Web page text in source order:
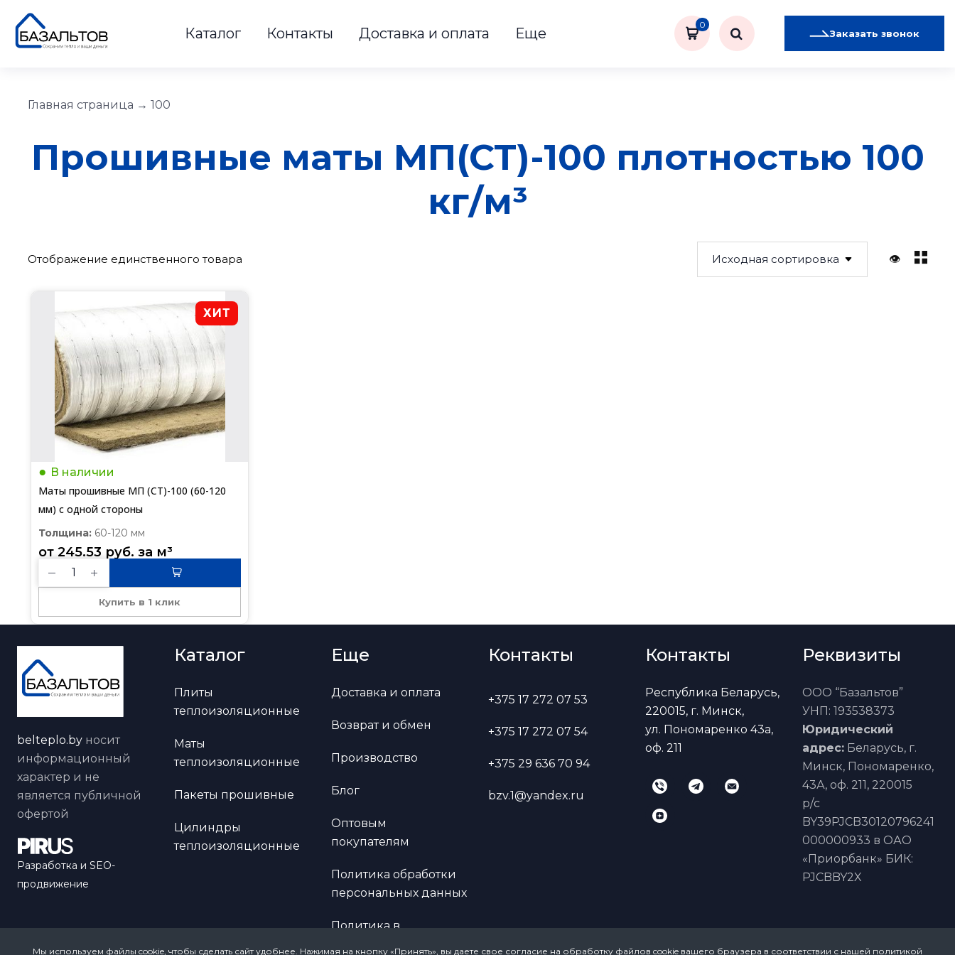
Каталог Контакты Доставка и оплата Еще
0
Заказать звонок
Главная страница → 100
Прошивные маты МП(СТ)-100 плотностью 100
кг/м³
👁
Отображение единственного товара
ХИТ
В наличии
Маты прошивные МП (СТ)-100 (60-120
мм) с одной стороны
Толщина: 60-120 мм
от 245.53 руб. за м³
Купить в 1 клик
belteplo.by носит
информационный
характер и не
является публичной
офертой
Разработка и SEO-
продвижение
Каталог
Плиты
теплоизоляционные
Маты
теплоизоляционные
Пакеты прошивные
Цилиндры
теплоизоляционные
Еще
Доставка и оплата
Возврат и обмен
Производство
Блог
Оптовым
покупателям
Политика обработки
персональных данных
Политика в
Контакты
+375 17 272 07 53
+375 17 272 07 54
+375 29 636 70 94
bzv.1@yandex.ru
Контакты
Республика Беларусь,
220015, г. Минск,
ул. Пономаренко 43а,
оф. 211
Реквизиты
ООО “Базальтов”
УНП: 193538373
Юридический
адрес:Беларусь, г.
Минск, Пономаренко,
43А, оф. 211, 220015
р/с
BY39PJCB30120796241
000000933 в ОАО
«Приорбанк» БИК:
PJCBBY2X
Мы используем файлы cookie, чтобы сделать сайт удобнее. Нажимая на кнопку «Принять», вы даете свое согласие на обработку файлов cookie вашего браузера в соответствии с нашей политикой